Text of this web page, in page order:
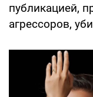
публикацией,
агрессоров,